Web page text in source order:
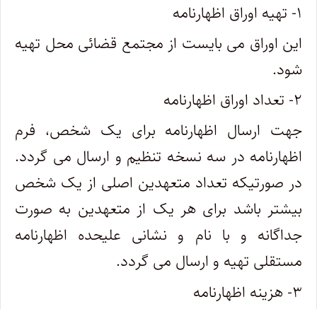
۱- تهیه اوراق اظهارنامه
این اوراق می بایست از مجتمع قضائی محل تهیه
شود.
۲- تعداد اوراق اظهارنامه
جهت ارسال اظهارنامه برای یک شخص، فرم
اظهارنامه در سه نسخه تنظیم و ارسال می گردد.
در صورتیکه تعداد متعهدین اصلی از یک شخص
بیشتر باشد برای هر یک از متعهدین به صورت
جداگانه و با نام و نشانی علیحده اظهارنامه
مستقلی تهیه و ارسال می گردد.
۳- هزینه اظهارنامه